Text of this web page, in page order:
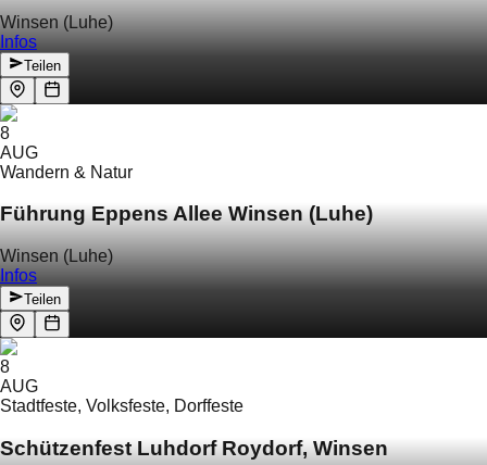
Winsen (Luhe)
Infos
Teilen
8
AUG
Wandern & Natur
Führung Eppens Allee Winsen (Luhe)
Winsen (Luhe)
Infos
Teilen
8
AUG
Stadtfeste, Volksfeste, Dorffeste
Schützenfest Luhdorf Roydorf, Winsen